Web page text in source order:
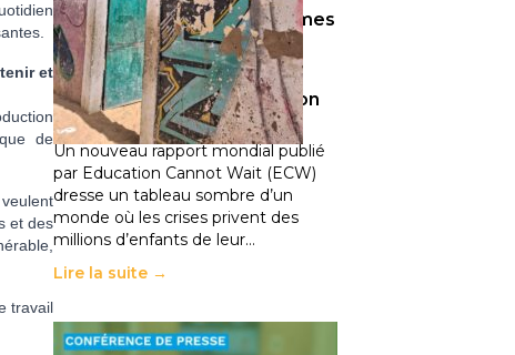
et
de
veulent
et des
travail
258 millions d’enfants victimes
de la guerre, des chocs
climatiques et des
déplacements de population
11 juillet 2026 -National
Un nouveau rapport mondial publié
par Education Cannot Wait (ECW)
dresse un tableau sombre d’un
monde où les crises privent des
millions d’enfants de leur…
Lire la suite →